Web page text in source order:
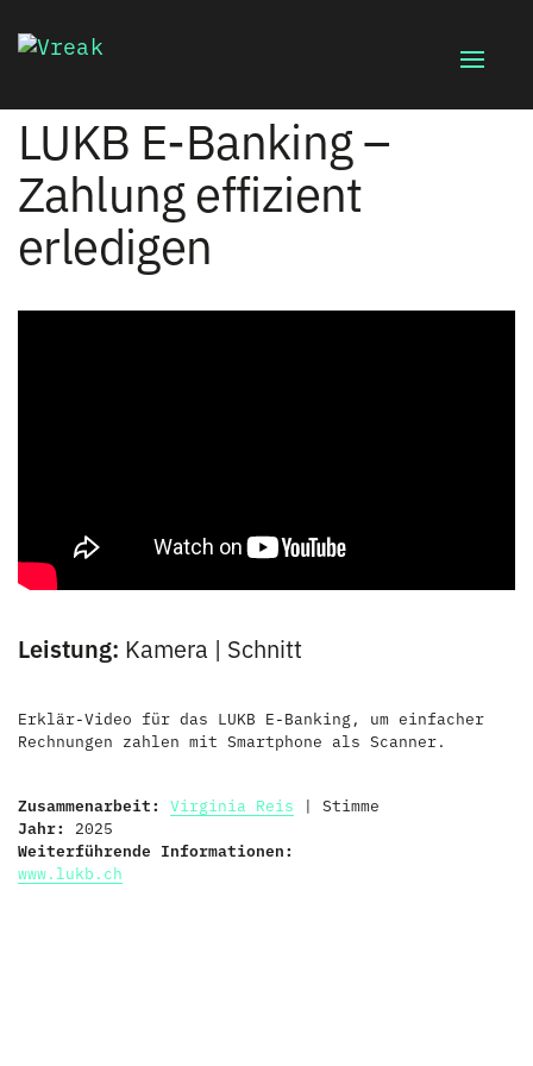
Toggle
LUKB E-Banking –
Zahlung effizient
erledigen
Leistung: Kamera | Schnitt
Erklär-Video für das LUKB E-Banking, um einfacher
Rechnungen zahlen mit Smartphone als Scanner.
Zusammenarbeit: Virginia Reis | Stimme
Jahr: 2025
Weiterführende Informationen:
www.lukb.ch